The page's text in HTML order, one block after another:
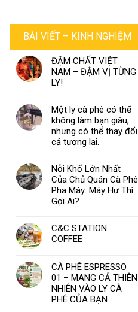
BÀI VIẾT – KINH NGHIỆM
ĐẬM CHẤT VIỆT
NAM – ĐẬM VỊ TỪNG
LY!
Một ly cà phê có thể
không làm bạn giàu,
nhưng có thể thay đổi
cả tương lai.
Nỗi Khổ Lớn Nhất
Của Chủ Quán Cà Phê
Pha Máy: Máy Hư Thì
Gọi Ai?
C&C STATION
COFFEE
CÀ PHÊ ESPRESSO
01 – MANG CẢ THIÊN
NHIÊN VÀO LY CÀ
PHÊ CỦA BẠN